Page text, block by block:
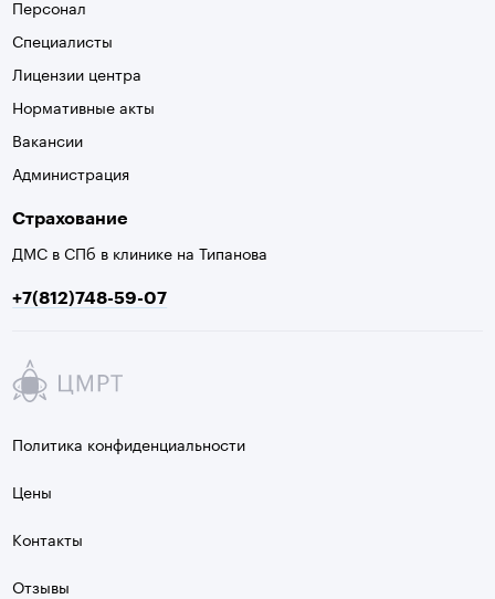
Персонал
Специалисты
Лицензии центра
Нормативные акты
Вакансии
Администрация
Страхование
ДМС в СПб в клинике на Типанова
+7(812)748-59-07
Политика конфиденциальности
Цены
Контакты
Отзывы